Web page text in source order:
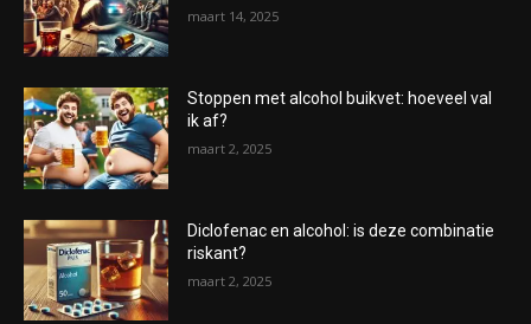
maart 14, 2025
Stoppen met alcohol buikvet: hoeveel val
ik af?
maart 2, 2025
Diclofenac en alcohol: is deze combinatie
riskant?
maart 2, 2025